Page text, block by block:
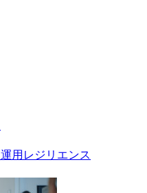
運用レジリエンス